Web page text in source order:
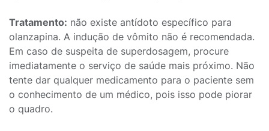
Tratamento: não existe antídoto específico para
olanzapina. A indução de vômito não é recomendada.
Em caso de suspeita de superdosagem, procure
imediatamente o serviço de saúde mais próximo. Não
tente dar qualquer medicamento para o paciente sem
o conhecimento de um médico, pois isso pode piorar
o quadro.